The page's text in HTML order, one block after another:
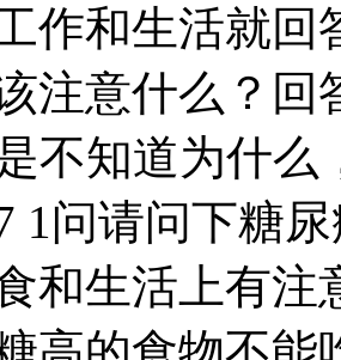
作和生活就
注意什么？回
不知道为什
1问请问下糖
和生活上有